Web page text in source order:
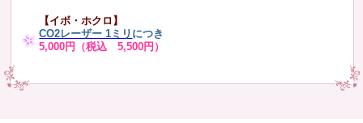
【イボ・ホクロ】
CO2レーザー 1ミリ につき
5,000円（税込 5,500円）